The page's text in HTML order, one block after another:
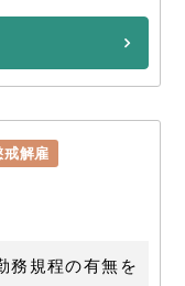
戒解雇
務規程の有無を